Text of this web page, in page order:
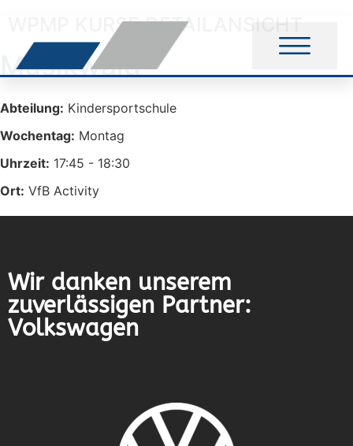
WPMP KURSE DETAILANSICHT
Musikwald
Abteilung: Kindersportschule
Wochentag: Montag
Uhrzeit: 17:45 - 18:30
Ort: VfB Activity
Wir danken unserem
zuverlässigen Partner:
Volkswagen